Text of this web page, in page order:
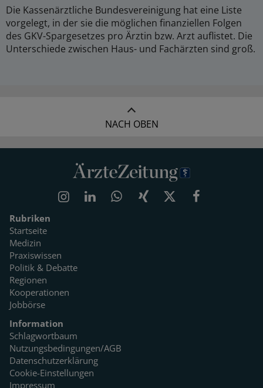
Die Kassenärztliche Bundesvereinigung hat eine Liste
vorgelegt, in der sie die möglichen finanziellen Folgen
des GKV-Spargesetzes pro Ärztin bzw. Arzt auflistet. Die
Unterschiede zwischen Haus- und Fachärzten sind groß.
NACH OBEN
Rubriken
Startseite
Medizin
Praxiswissen
Politik & Debatte
Regionen
Kooperationen
Jobbörse
Information
Schlagwortbaum
Nutzungsbedingungen/AGB
Datenschutzerklärung
Cookie-Einstellungen
Impressum